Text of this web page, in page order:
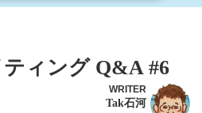
ィング Q&A #6
WRITER
Tak石河